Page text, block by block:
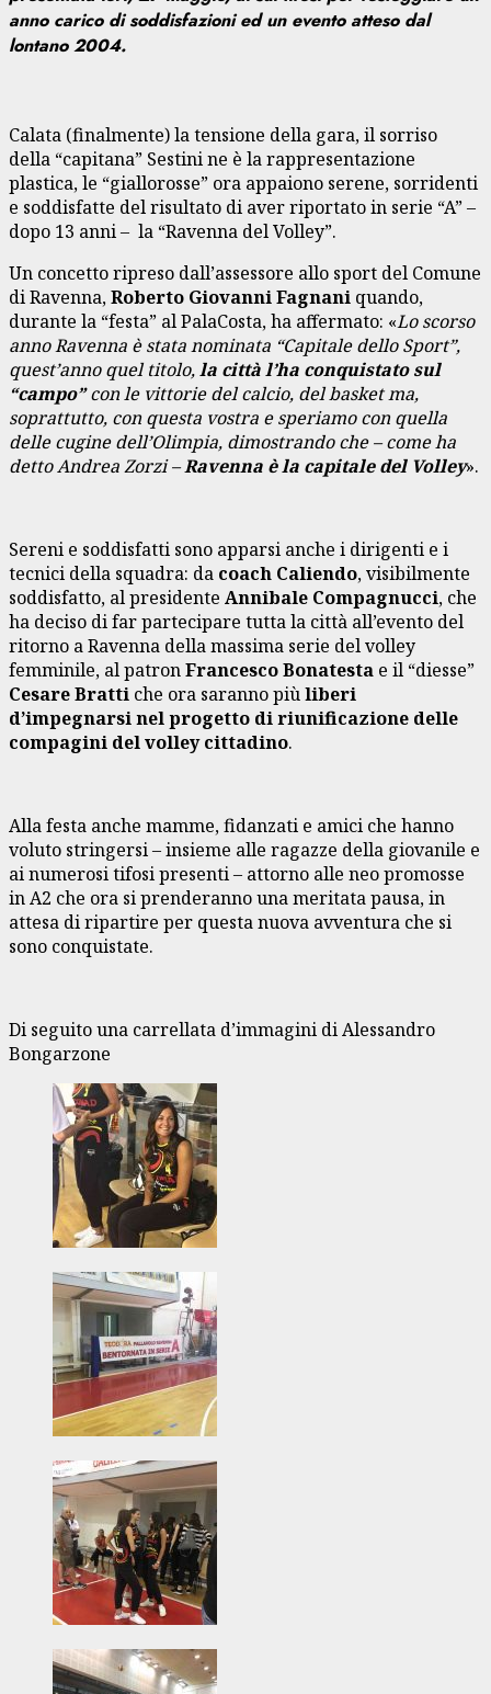
anno carico di soddisfazioni ed un evento atteso dal
lontano 2004.
Calata (finalmente) la tensione della gara, il sorriso
della “capitana” Sestini ne è la rappresentazione
plastica, le “giallorosse” ora appaiono serene, sorridenti
e soddisfatte del risultato di aver riportato in serie “A” –
dopo 13 anni – la “Ravenna del Volley”.
Un concetto ripreso dall’assessore allo sport del Comune
di Ravenna,Roberto Giovanni Fagnani quando,
durante la “festa” al PalaCosta, ha affermato: «Lo scorso
anno Ravenna è stata nominata “Capitale dello Sport”,
quest’anno quel titolo,la città l’ha conquistato sul
“campo”con le vittorie del calcio, del basket ma,
soprattutto, con questa vostra e speriamo con quella
delle cugine dell’Olimpia, dimostrando che – come ha
detto Andrea Zorzi –Ravenna è la capitale del Volley».
Sereni e soddisfatti sono apparsi anche i dirigenti e i
tecnici della squadra: da coach Caliendo, visibilmente
soddisfatto, al presidente Annibale Compagnucci, che
ha deciso di far partecipare tutta la città all’evento del
ritorno a Ravenna della massima serie del volley
femminile, al patronFrancesco Bonatesta e il “diesse”
Cesare Bratti che ora saranno piùliberi
d’impegnarsi nel progetto di riunificazione delle
compagini del volley cittadino.
Alla festa anche mamme, fidanzati e amici che hanno
voluto stringersi – insieme alle ragazze della giovanile e
ai numerosi tifosi presenti – attorno alle neo promosse
in A2 che ora si prenderanno una meritata pausa, in
attesa di ripartire per questa nuova avventura che si
sono conquistate.
Di seguito una carrellata d’immagini di Alessandro
Bongarzone